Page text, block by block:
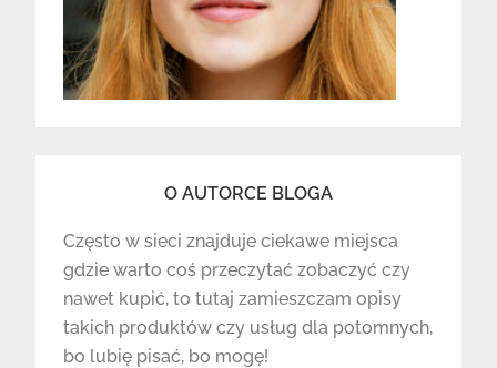
O AUTORCE BLOGA
Często w sieci znajduje ciekawe miejsca
gdzie warto coś przeczytać zobaczyć czy
nawet kupić, to tutaj zamieszczam opisy
takich produktów czy usług dla potomnych,
bo lubię pisać, bo mogę!